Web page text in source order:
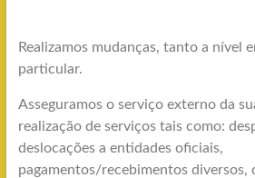
Realizamos mudanças, tanto a nível
particular.
Asseguramos o serviço externo da
realização de serviços tais como:
deslocações a entidades oficiais,
pagamentos/recebimentos diversos,